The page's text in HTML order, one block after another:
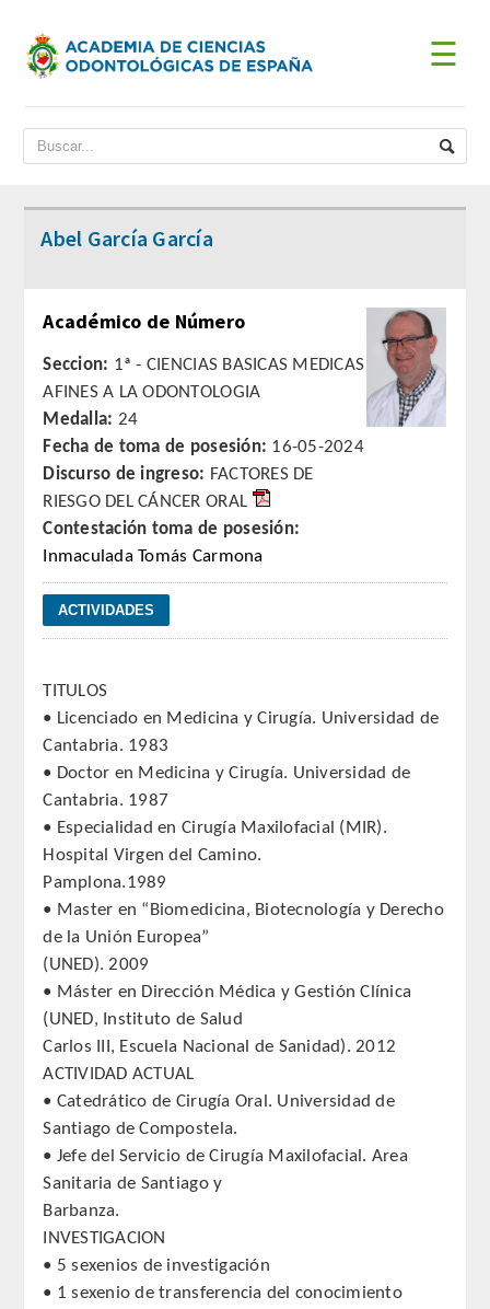
ACADEMIA
BIENVENIDA DEL PRESIDENTE
Historia
Presidentes
JUNTA DE GOBIERNO
ESTATUTOS
REGLAMENTO
ACADEMICOS
CIENCIAS BASICAS MEDICAS
AFINES A LA ODONTOLOGIA
HUMANIDADES Y CIENCIAS
MEDICO-JURIDICAS
PREVENCION,PROMOCION DE LA
SALUD Y GESTION NUEVAS
TECNOLOGIAS SANITARIAS
ESTOMATOLOGIA MEDICO-
QUIRURGICA
ODONTOLOGIA CONSERVADORA
ORTOGNATIA
NÚMERO
Alfabético
Número de Medalla
☰
Abel García García
Académico de Número
Seccion: 1ª - CIENCIAS BASICAS MEDICAS
AFINES A LA ODONTOLOGIA
Medalla: 24
Fecha de toma de posesión: 16-05-2024
Discurso de ingreso: FACTORES DE
RIESGO DEL CÁNCER ORAL
Contestación toma de posesión:
Inmaculada Tomás Carmona
TITULOS
• Licenciado en Medicina y Cirugía. Universidad de
Cantabria. 1983
• Doctor en Medicina y Cirugía. Universidad de
Cantabria. 1987
• Especialidad en Cirugía Maxilofacial (MIR).
Hospital Virgen del Camino.
Pamplona.1989
• Master en “Biomedicina, Biotecnología y Derecho
de la Unión Europea”
(UNED). 2009
• Máster en Dirección Médica y Gestión Clínica
(UNED, Instituto de Salud
Carlos III, Escuela Nacional de Sanidad). 2012
ACTIVIDAD ACTUAL
• Catedrático de Cirugía Oral. Universidad de
Santiago de Compostela.
• Jefe del Servicio de Cirugía Maxilofacial. Area
Sanitaria de Santiago y
Barbanza.
INVESTIGACION
• 5 sexenios de investigación
• 1 sexenio de transferencia del conocimiento